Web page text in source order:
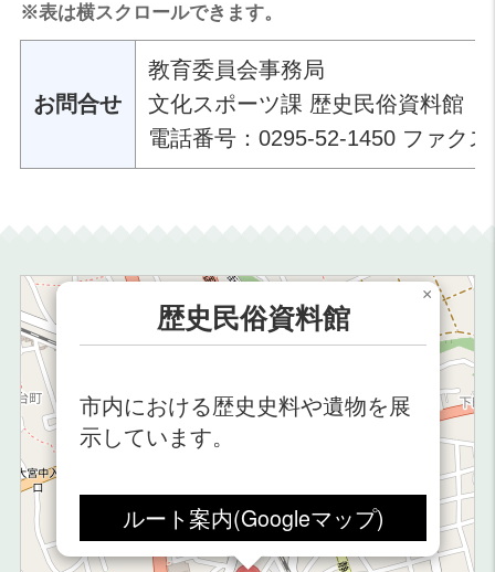
※表は横スクロールできます。
お問合せ
教育委員会事務局
文化スポーツ課 歴史民俗資料館
電話番号：0295-52-1450 ファク
歴史民俗資料館
市内における歴史史料や遺物を展
示しています。
ルート案内(Googleマップ)
×